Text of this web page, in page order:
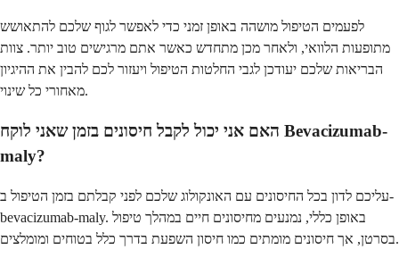
לפעמים הטיפול מושהה באופן זמני כדי לאפשר לגוף שלכם להתאושש
מתופעות הלוואי, ולאחר מכן מתחדש כאשר אתם מרגישים טוב יותר. צוות
הבריאות שלכם יעודכן לגבי החלטות הטיפול ויעזור לכם להבין את ההיגיון
מאחורי כל שינוי.
האם אני יכול לקבל חיסונים בזמן שאני לוקח Bevacizumab-
maly?
עליכם לדון בכל החיסונים עם האונקולוג שלכם לפני קבלתם בזמן הטיפול ב-
bevacizumab-maly. באופן כללי, נמנעים מחיסונים חיים במהלך טיפול
בסרטן, אך חיסונים מומתים כמו חיסון השפעת בדרך כלל בטוחים ומומלצים.